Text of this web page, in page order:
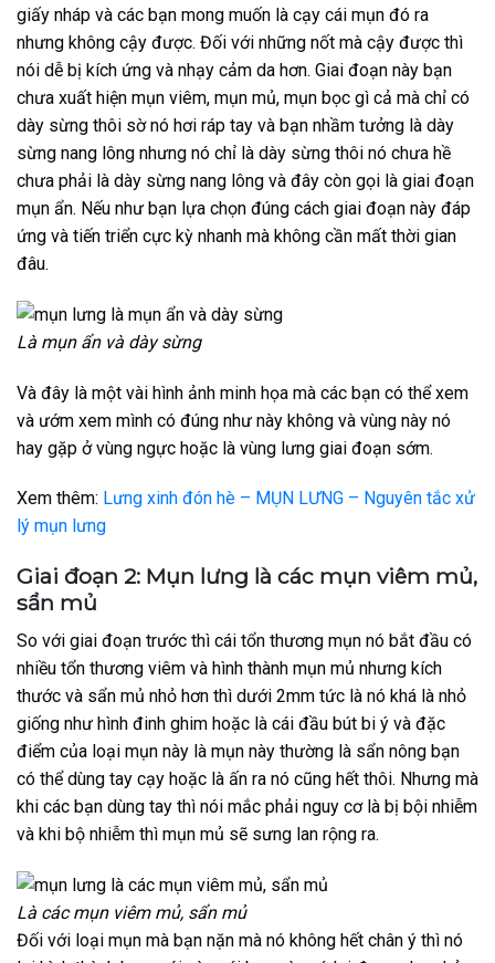
giấy nháp và các bạn mong muốn là cạy cái mụn đó ra
nhưng không cậy được. Đối với những nốt mà cậy được thì
nói dễ bị kích ứng và nhạy cảm da hơn. Giai đoạn này bạn
chưa xuất hiện mụn viêm, mụn mủ, mụn bọc gì cả mà chỉ có
dày sừng thôi sờ nó hơi ráp tay và bạn nhầm tưởng là dày
sừng nang lông nhưng nó chỉ là dày sừng thôi nó chưa hề
chưa phải là dày sừng nang lông và đây còn gọi là giai đoạn
mụn ẩn. Nếu như bạn lựa chọn đúng cách giai đoạn này đáp
ứng và tiến triển cực kỳ nhanh mà không cần mất thời gian
đâu.
Là mụn ẩn và dày sừng
Và đây là một vài hình ảnh minh họa mà các bạn có thể xem
và ướm xem mình có đúng như này không và vùng này nó
hay gặp ở vùng ngực hoặc là vùng lưng giai đoạn sớm.
Xem thêm: Lưng xinh đón hè – MỤN LƯNG – Nguyên tắc xử
lý mụn lưng
Giai đoạn 2: Mụn lưng là các mụn viêm mủ,
sẩn mủ
So với giai đoạn trước thì cái tổn thương mụn nó bắt đầu có
nhiều tổn thương viêm và hình thành mụn mủ nhưng kích
thước và sẩn mủ nhỏ hơn thì dưới 2mm tức là nó khá là nhỏ
giống như hình đinh ghim hoặc là cái đầu bút bi ý và đặc
điểm của loại mụn này là mụn này thường là sẩn nông bạn
có thể dùng tay cạy hoặc là ấn ra nó cũng hết thôi. Nhưng mà
khi các bạn dùng tay thì nói mắc phải nguy cơ là bị bội nhiễm
và khi bộ nhiễm thì mụn mủ sẽ sưng lan rộng ra.
Là các mụn viêm mủ, sẩn mủ
Đối với loại mụn mà bạn nặn mà nó không hết chân ý thì nó